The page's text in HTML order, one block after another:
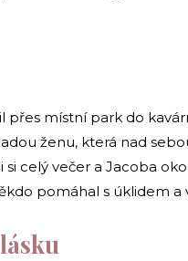
přes místní park do
ženu, která nad
si celý večer a Jacoba
pomáhal s úklidem a